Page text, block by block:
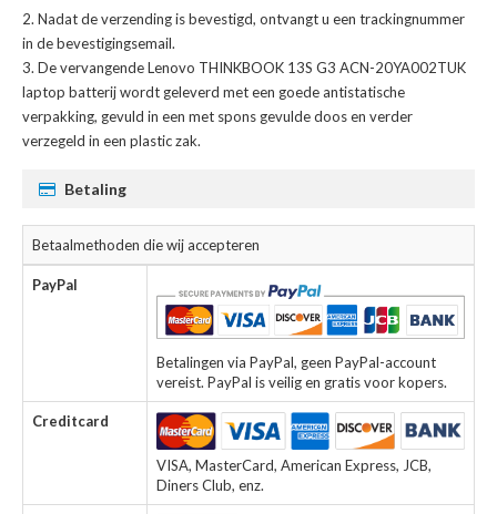
Nadat de verzending is bevestigd, ontvangt u een trackingnummer
in de bevestigingsemail.
Devervangende Lenovo THINKBOOK 13S G3 ACN-20YA002TUK
laptop batterijwordt geleverd met een goede antistatische
verpakking, gevuld in een met spons gevulde doos en verder
verzegeld in een plastic zak.
Betaling
Betaalmethoden die wij accepteren
PayPal
Betalingen via PayPal, geen PayPal-account
vereist. PayPal is veilig en gratis voor kopers.
Creditcard
VISA, MasterCard, American Express, JCB,
Diners Club, enz.